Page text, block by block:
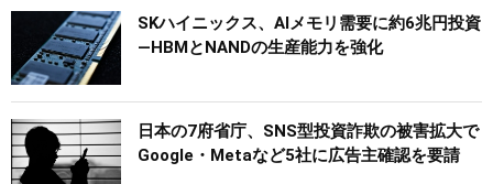
SKハイニックス、AIメモリ需要に約6兆円投資
―HBMとNANDの生産能力を強化
日本の7府省庁、SNS型投資詐欺の被害拡大で
Google・Metaなど5社に広告主確認を要請